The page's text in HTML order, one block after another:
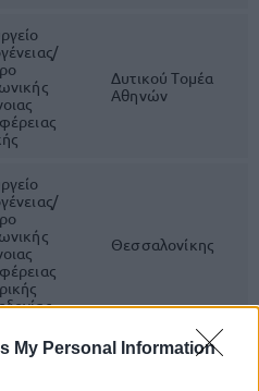
My Personal Information
Δυτικού Τομέα
Αθηνών
Θεσσαλονίκης